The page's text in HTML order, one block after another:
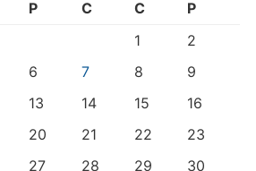
P C C
P
1
2
6 7 8
9
13 14 15
16
20 21 22
23
27 28 29
30